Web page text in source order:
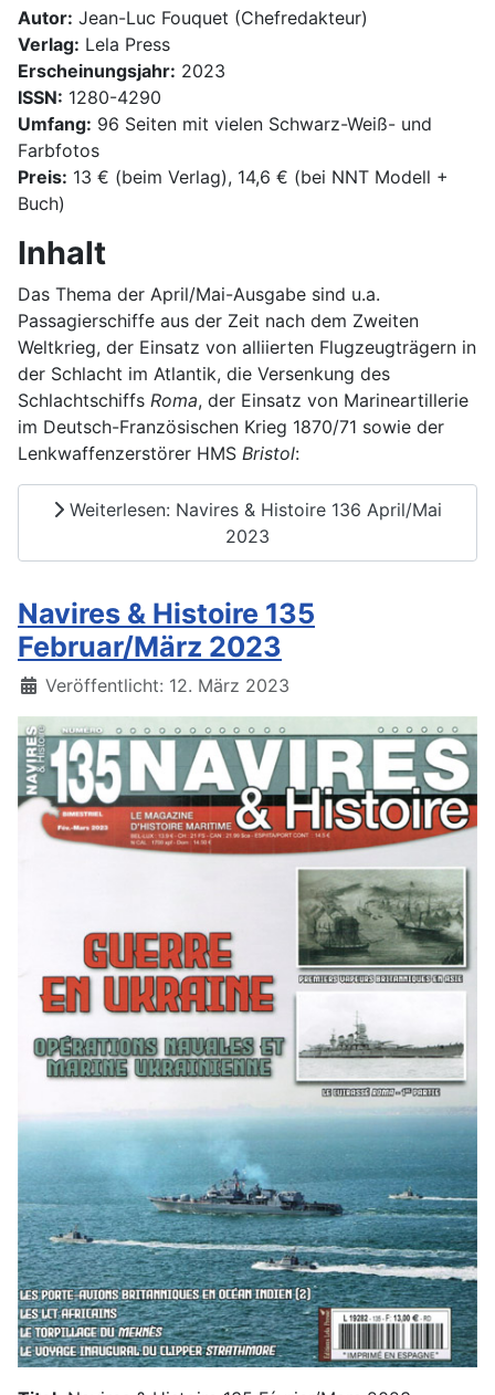
Autor: Jean-Luc Fouquet (Chefredakteur)
Verlag: Lela Press
Erscheinungsjahr: 2023
ISSN: 1280-4290
Umfang: 96 Seiten mit vielen Schwarz-Weiß- und
Farbfotos
Preis: 13 € (beim Verlag), 14,6 € (bei NNT Modell +
Buch)
Inhalt
Das Thema der April/Mai-Ausgabe sind u.a.
Passagierschiffe aus der Zeit nach dem Zweiten
Weltkrieg, der Einsatz von alliierten Flugzeugträgern in
der Schlacht im Atlantik, die Versenkung des
Schlachtschiffs Roma, der Einsatz von Marineartillerie
im Deutsch-Französischen Krieg 1870/71 sowie der
Lenkwaffenzerstörer HMS Bristol:
Weiterlesen: Navires & Histoire 136 April/Mai
2023
Navires & Histoire 135
Februar/März 2023
Details
Veröffentlicht: 12. März 2023